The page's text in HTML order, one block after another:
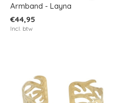
Armband - Layna
€44,95
Incl. btw